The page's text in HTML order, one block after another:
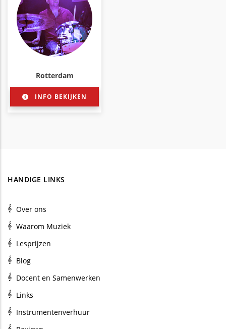
Rotterdam
INFO BEKIJKEN
HANDIGE LINKS
Over ons
Waarom Muziek
Lesprijzen
Blog
Docent en Samenwerken
Links
Instrumentenverhuur